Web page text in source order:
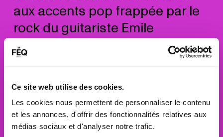
Ce site web utilise des cookies.
Les cookies nous permettent de personnaliser le contenu
et les annonces, d'offrir des fonctionnalités relatives aux
médias sociaux et d'analyser notre trafic.
aux accents pop frappée par le
rock du guitariste Emile
Masclanis, sideman de l’artiste
lors de ses concerts. Toujours
musicale plus intime et sincère,
inspiré par ses peines de cœur,
l’artiste décide de se